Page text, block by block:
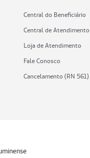
Central do Beneficiário
Central de Atendimento
Loja de Atendimento
Fale Conosco
Cancelamento (RN 561)